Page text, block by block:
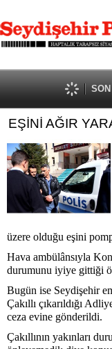
EŞİNİ AĞIR
üzere olduğu eşini
Hava ambülânsıyla
durumunu iyiye gittiği
Bugün ise Seydişehir
Çakıllı çıkarıldığı
ceza evine gönderildi.
Çakıllının yakınları